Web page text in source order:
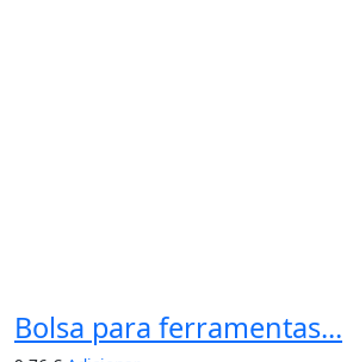
Bolsa para ferramentas...